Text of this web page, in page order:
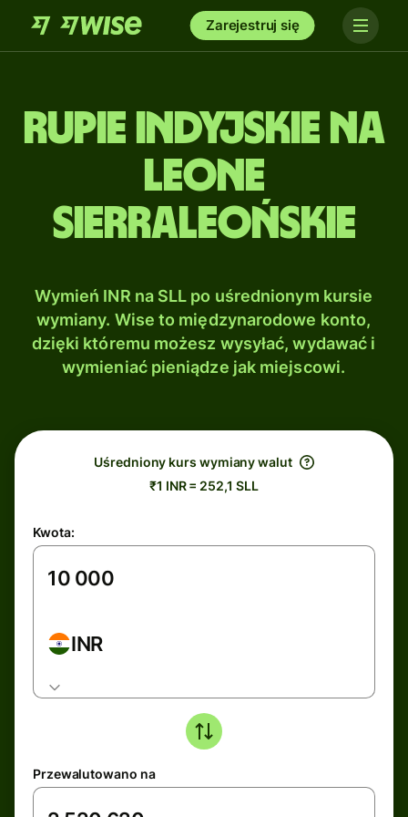
Zarejestruj się
Rupie indyjskie na
Leone
sierraleońskie
Wymień INR na SLL po uśrednionym kursie
wymiany. Wise to międzynarodowe konto,
dzięki któremu możesz wysyłać, wydawać i
wymieniać pieniądze jak miejscowi.
Uśredniony kurs wymiany walut
₹1 INR = 252,1 SLL
Kwota:
INR
Przewalutowano na